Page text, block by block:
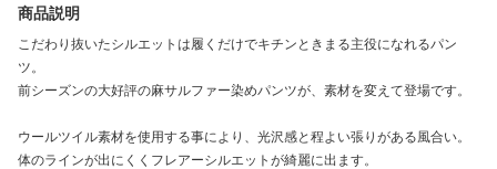
商品説明
こだわり抜いたシルエットは履くだけでキチンときまる主役になれるパン
ツ。
前シーズンの大好評の麻サルファー染めパンツが、素材を変えて登場です。
ウールツイル素材を使用する事により、光沢感と程よい張りがある風合い。
体のラインが出にくくフレアーシルエットが綺麗に出ます。